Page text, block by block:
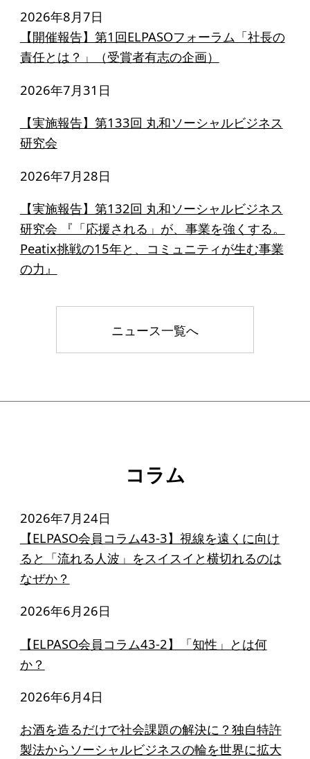
給付型奨学金とは
ソーシャルビジネス支援
事業方針
募集要項
ソーシャルビジネスとは
丸和育志会の考える
受賞者一覧
ソーシャルビジネス研究会
ELPASO会とは
お手続き
寄付支援者
ニュース・コラム
ニュース
コラム
2026年8月7日
【開催報告】第1回ELPASOフォーラム「社長の
責任とは？」（受賞者有志の企画）
2026年7月31日
【実施報告】第133回 丸和ソーシャルビジネス
研究会
2026年7月28日
【実施報告】第132回 丸和ソーシャルビジネス
研究会 『「応援される」が、事業を強くする。
Peatix挑戦の15年と、コミュニティが生む事業
の力』
ニュース一覧へ
コラム
2026年7月24日
【ELPASO会員コラム43-3】視線を遠くに向け
ると「流れる人波」をスイスイと横切れるのは
なぜか？
2026年6月26日
【ELPASO会員コラム43-2】「知性」とは何
か？
2026年6月4日
お酒を造るだけで社会課題の解決に？独自特許
製法からソーシャルビジネスの輪を世界に拡大